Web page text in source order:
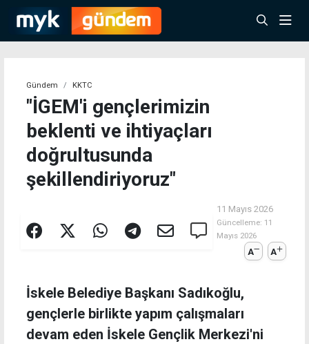
Gündem KKTC
"İGEM'i gençlerimizin
beklenti ve ihtiyaçları
doğrultusunda
şekillendiriyoruz"
11 Mayıs 2026
Güncelleme: 11
Mayıs 2026
A A
İskele Belediye Başkanı Sadıkoğlu,
gençlerle birlikte yapım çalışmaları
devam eden İskele Gençlik Merkezi'ni